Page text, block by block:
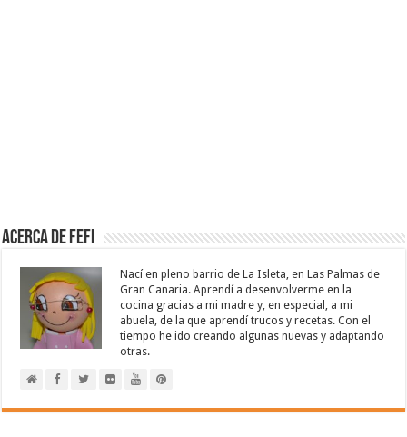
Acerca de Fefi
Nací en pleno barrio de La Isleta, en Las Palmas de
Gran Canaria. Aprendí a desenvolverme en la
cocina gracias a mi madre y, en especial, a mi
abuela, de la que aprendí trucos y recetas. Con el
tiempo he ido creando algunas nuevas y adaptando
otras.